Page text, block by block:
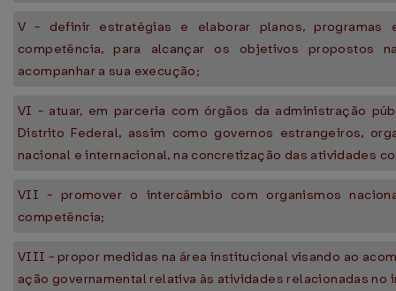
V - definir estratégias e elaborar planos, programas
competência, para alcançar os objetivos propostos
acompanhar a sua execução;
VI - atuar, em parceria com órgãos da administração
Distrito Federal, assim como governos estrangeiros,
nacional e internacional, na concretização das atividades
VII - promover o intercâmbio com organismos
competência;
VIII - propor medidas na área institucional visando ao
ação governamental relativa às atividades relacionadas